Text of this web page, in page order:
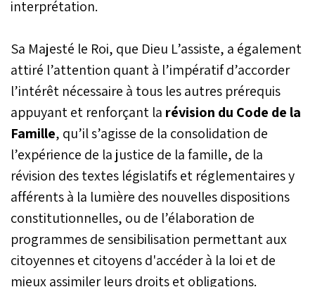
interprétation.
Sa Majesté le Roi, que Dieu L’assiste, a également
attiré l’attention quant à l’impératif d’accorder
l’intérêt nécessaire à tous les autres prérequis
appuyant et renforçant la révision du Code de la
Famille, qu’il s’agisse de la consolidation de
l’expérience de la justice de la famille, de la
révision des textes législatifs et réglementaires y
afférents à la lumière des nouvelles dispositions
constitutionnelles, ou de l’élaboration de
programmes de sensibilisation permettant aux
citoyennes et citoyens d'accéder à la loi et de
mieux assimiler leurs droits et obligations.